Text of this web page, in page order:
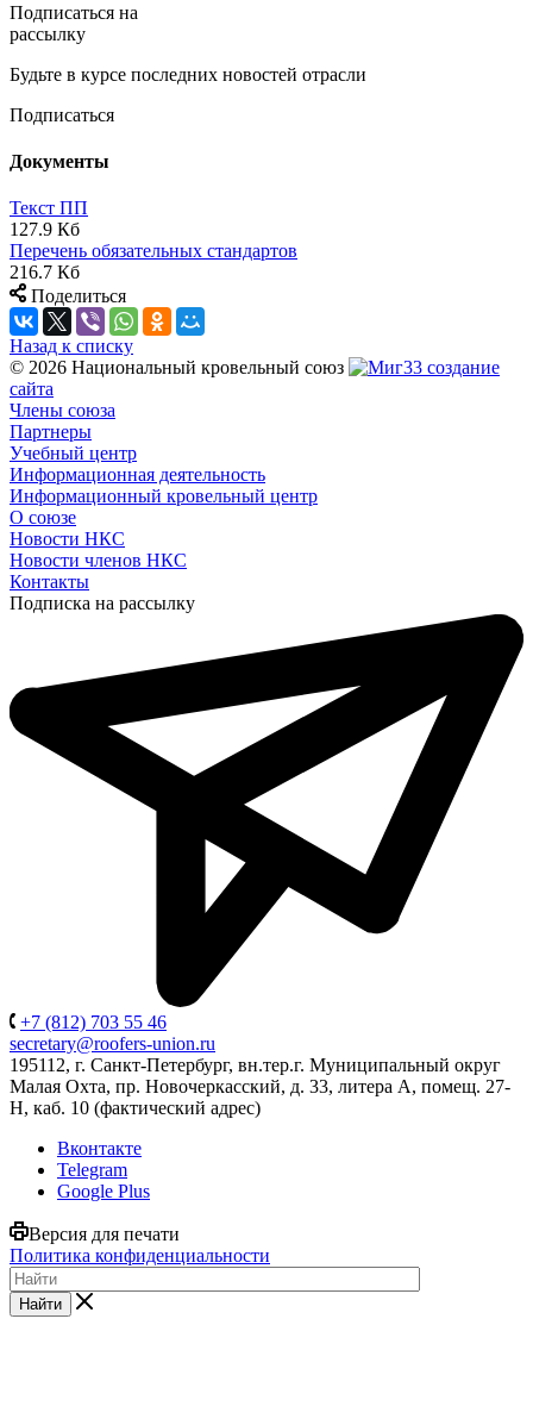
Подписаться на
рассылку
Будьте в курсе последних новостей отрасли
Подписаться
Документы
Текст ПП
127.9 Кб
Перечень обязательных стандартов
216.7 Кб
Поделиться
Назад к списку
© 2026 Национальный кровельный союз
создание
сайта
Члены союза
Партнеры
Учебный центр
Информационная деятельность
Информационный кровельный центр
О союзе
Новости НКС
Новости членов НКС
Контакты
Подписка на рассылку
+7 (812) 703 55 46
secretary@roofers-union.ru
195112, г. Санкт-Петербург, вн.тер.г. Муниципальный округ
Малая Охта, пр. Новочеркасский, д. 33, литера А, помещ. 27-
Н, каб. 10 (фактический адрес)
Вконтакте
Telegram
Google Plus
Версия для печати
Политика конфиденциальности
Найти